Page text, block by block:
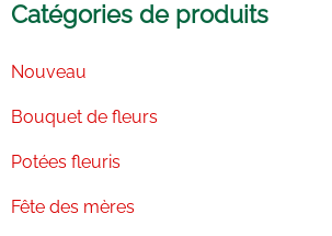
Catégories de produits
Nouveau
Bouquet de fleurs
Potées fleuris
Fête des mères